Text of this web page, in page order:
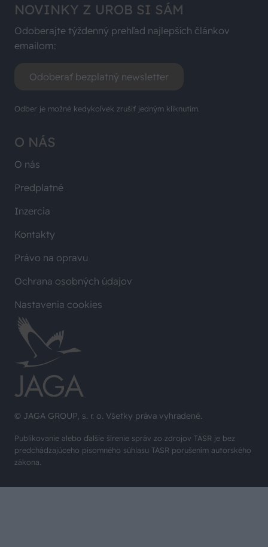
© JAGA GROUP, s. r. o. Všetky práva vyhradené.
Publikovanie alebo ďalšie šírenie správ zo zdrojov TASR je bez
predchádzajúceho písomného súhlasu TASR porušením autorského
zákona.
O NÁS
O nás
Predplatné
Inzercia
Kontakty
Právo na opravu
Ochrana osobných údajov
Nastavenia cookies
NOVINKY Z UROB SI SÁM
Odoberajte týždenný prehľad najlepších článkov
emailom:
Odoberať bezplatný newsletter
Odber je možné kedykoľvek zrušiť jedným kliknutím.